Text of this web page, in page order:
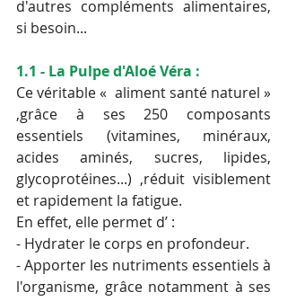
d'autres compléments alimentaires,
si besoin...
1.1 - La Pulpe d'Aloé Véra :
Ce véritable «  aliment santé naturel »
,grâce à ses 250 composants
essentiels (vitamines, minéraux,
acides aminés, sucres, lipides,
glycoprotéines...) ,réduit visiblement
et rapidement la fatigue.
En effet, elle permet d’ :
- Hydrater le corps en profondeur.
- Apporter les nutriments essentiels à
l'organisme, grâce notamment à ses